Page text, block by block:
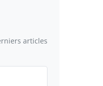
articles